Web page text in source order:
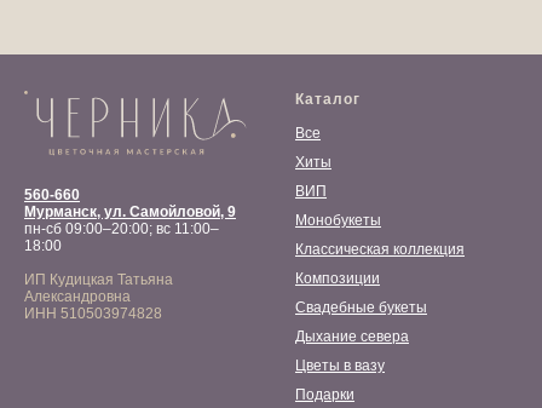
560-660
Мурманск, ул. Самойловой, 9
пн-сб 09:00–20:00; вс 11:00–
18:00
ИП Кудицкая Татьяна
Александровна
ИНН 510503974828
Каталог
Все
Хиты
ВИП
Монобукеты
Классическая коллекция
Композиции
Свадебные букеты
Дыхание севера
Цветы в вазу
Подарки